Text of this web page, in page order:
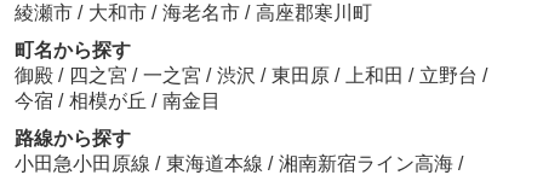
綾瀬市 / 大和市 / 海老名市 / 高座郡寒川町
町名から探す
御殿 / 四之宮 / 一之宮 / 渋沢 / 東田原 / 上和田 / 立野台 /
今宿 / 相模が丘 / 南金目
路線から探す
小田急小田原線 / 東海道本線 / 湘南新宿ライン高海 /